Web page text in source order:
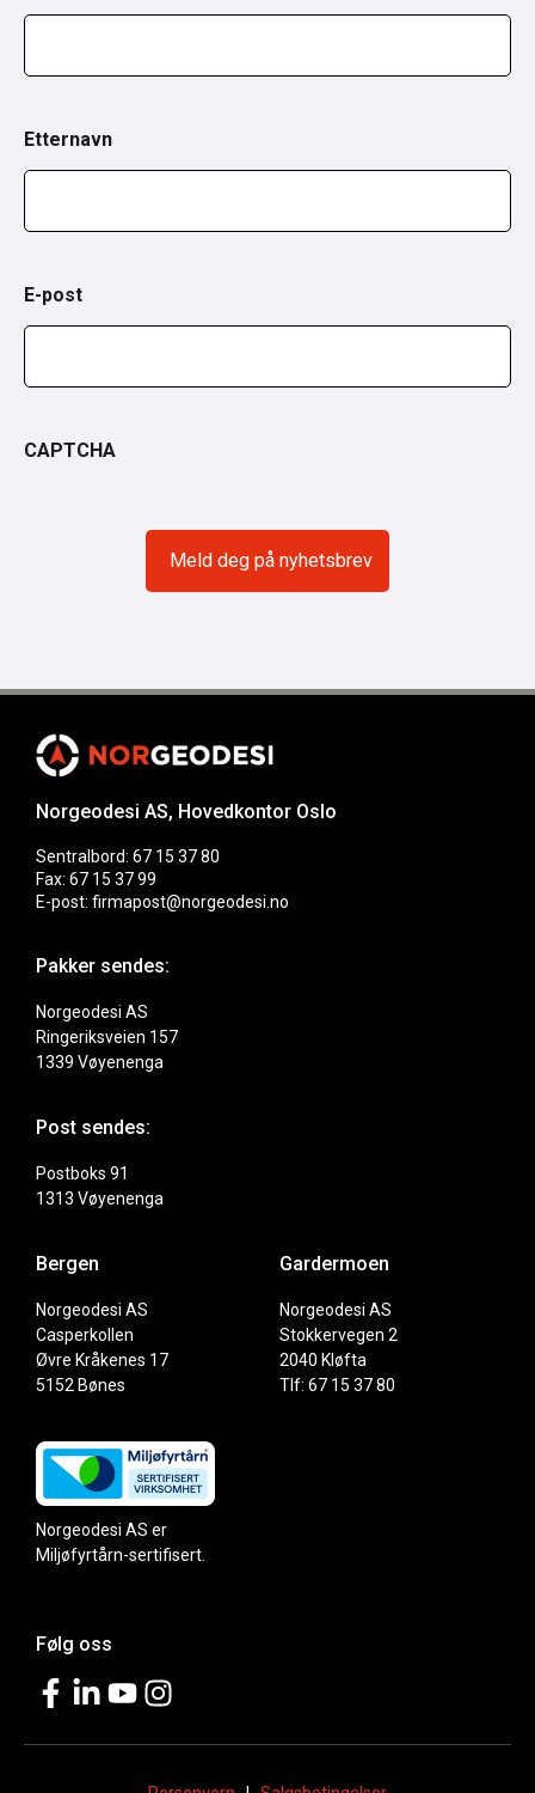
Etternavn
E-post
CAPTCHA
Norgeodesi AS, Hovedkontor Oslo
Sentralbord: 67 15 37 80
Fax: 67 15 37 99
E-post: firmapost@norgeodesi.no
Pakker sendes:
Norgeodesi AS
Ringeriksveien 157
1339 Vøyenenga
Post sendes:
Postboks 91
1313 Vøyenenga
Bergen
Norgeodesi AS
Casperkollen
Øvre Kråkenes 17
5152 Bønes
Gardermoen
Norgeodesi AS
Stokkervegen 2
2040 Kløfta
Tlf: 67 15 37 80
Norgeodesi AS er
Miljøfyrtårn-sertifisert.
Følg oss